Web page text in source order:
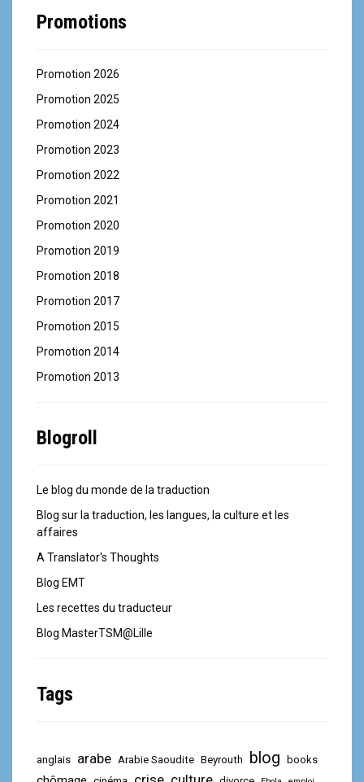
Promotions
Promotion 2026
Promotion 2025
Promotion 2024
Promotion 2023
Promotion 2022
Promotion 2021
Promotion 2020
Promotion 2019
Promotion 2018
Promotion 2017
Promotion 2015
Promotion 2014
Promotion 2013
Blogroll
Le blog du monde de la traduction
Blog sur la traduction, les langues, la culture et les
affaires
A Translator's Thoughts
Blog EMT
Les recettes du traducteur
Blog MasterTSM@Lille
Tags
anglais arabe Arabie Saoudite Beyrouth blog books